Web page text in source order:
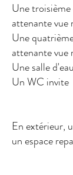
Une
attenante vue
Une
attenante vue
Une salle
Un WC invite
En extérieur,
un espace